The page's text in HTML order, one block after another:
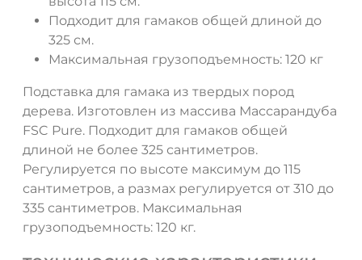
Подходит для гамаков общей длиной до
325 см.
Максимальная грузоподъемность: 120 кг
Подставка для гамака из твердых пород
дерева. Изготовлен из массива Массарандуба
FSC Pure. Подходит для гамаков общей
длиной не более 325 сантиметров.
Регулируется по высоте максимум до 115
сантиметров, а размах регулируется от 310 до
335 сантиметров. Максимальная
грузоподъемность: 120 кг.